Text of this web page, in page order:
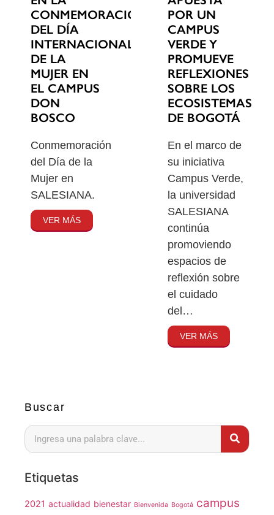
Buscar
Etiquetas
2021 actualidad bienestar Bienvenida Bogotá campus
CONMEMORACIÓN
DEL DÍA
INTERNACIONAL
DE LA
MUJER EN
EL CAMPUS
DON
BOSCO
Conmemoración
del Día de la
Mujer en
SALESIANA.
VER MÁS
POR UN
CAMPUS
VERDE Y
PROMUEVE
REFLEXIONES
SOBRE LOS
ECOSISTEMAS
DE BOGOTÁ
En el marco de
su iniciativa
Campus Verde,
la universidad
SALESIANA
continúa
promoviendo
espacios de
reflexión sobre
el cuidado
del…
VER MÁS